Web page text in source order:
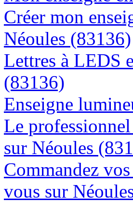
Créer mon
Néoules (83136)
Lettres à LEDS
(83136)
Enseigne
Le
sur Néoules
Commandez
vous sur